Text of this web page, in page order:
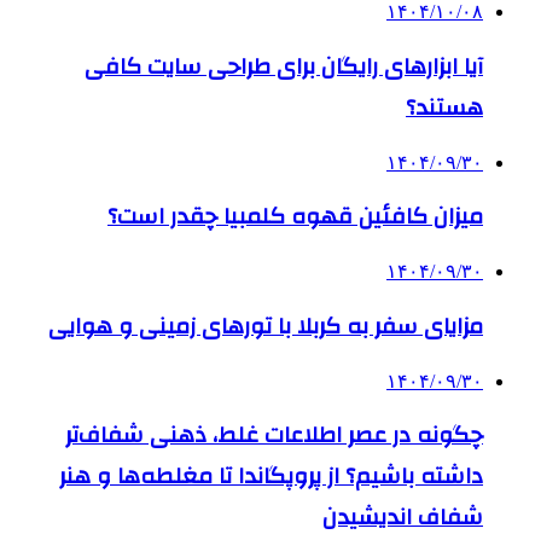
۱۴۰۴/۱۰/۰۸
آیا ابزارهای رایگان برای طراحی سایت کافی
هستند؟
۱۴۰۴/۰۹/۳۰
میزان کافئین قهوه کلمبیا چقدر است؟
۱۴۰۴/۰۹/۳۰
مزایای سفر به کربلا با تورهای زمینی و هوایی
۱۴۰۴/۰۹/۳۰
چگونه در عصر اطلاعات غلط، ذهنی شفاف‌تر
داشته باشیم؟ از پروپگاندا تا مغلطه‌ها و هنر
شفاف اندیشیدن